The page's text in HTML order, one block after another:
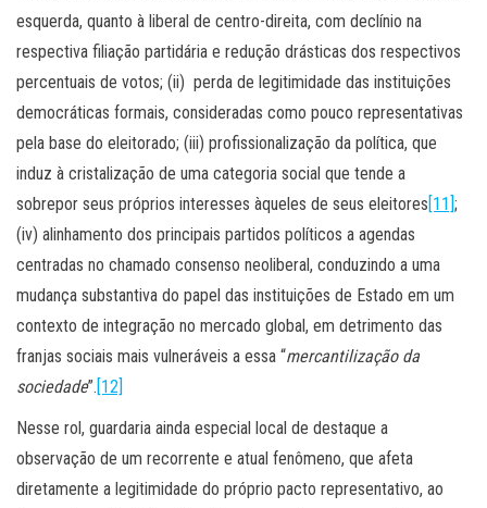
esquerda, quanto à liberal de centro-direita, com declínio na
respectiva filiação partidária e redução drásticas dos respectivos
percentuais de votos; (ii) perda de legitimidade das instituições
democráticas formais, consideradas como pouco representativas
pela base do eleitorado; (iii) profissionalização da política, que
induz à cristalização de uma categoria social que tende a
sobrepor seus próprios interesses àqueles de seus eleitores[11];
(iv) alinhamento dos principais partidos políticos a agendas
centradas no chamado consenso neoliberal, conduzindo a uma
mudança substantiva do papel das instituições de Estado em um
contexto de integração no mercado global, em detrimento das
franjas sociais mais vulneráveis a essa “mercantilização da
sociedade”.[12]
Nesse rol, guardaria ainda especial local de destaque a
observação de um recorrente e atual fenômeno, que afeta
diretamente a legitimidade do próprio pacto representativo, ao